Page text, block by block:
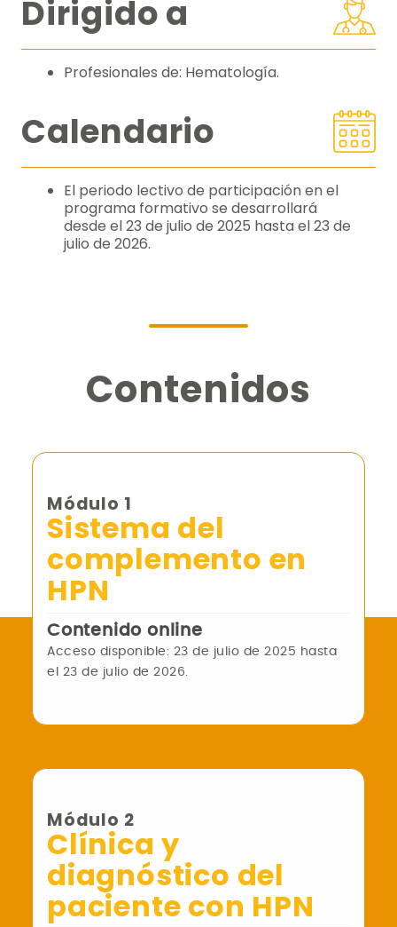
Dirigido a
Profesionales de: Hematología.
Calendario
El periodo lectivo de participación en el
programa formativo se desarrollará
desde el 23 de julio de 2025 hasta el 23 de
julio de 2026.
Contenidos
Módulo 1
Sistema del
complemento en
HPN
Contenido online
Acceso disponible: 23 de julio de 2025 hasta
el 23 de julio de 2026.
Módulo 2
Clínica y
diagnóstico del
paciente con HPN